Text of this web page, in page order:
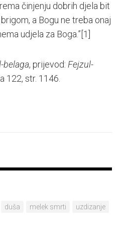
činjenju dobrih djela bit
a Bogu ne treba onaj
udjela za Boga.” [1]
belaga, prijevod: Fejzul-
122, str. 1146.
duša melek smrti uzdizanje